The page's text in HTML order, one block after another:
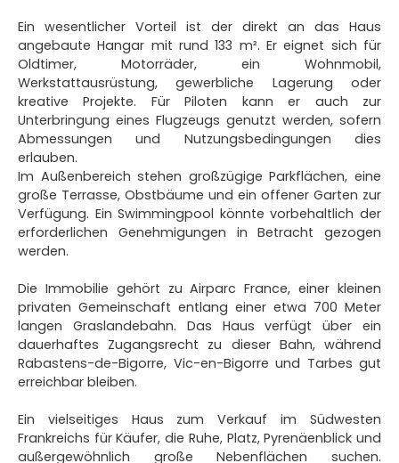
Ein wesentlicher Vorteil ist der direkt an das Haus
angebaute Hangar mit rund 133 m². Er eignet sich für
Oldtimer, Motorräder, ein Wohnmobil,
Werkstattausrüstung, gewerbliche Lagerung oder
kreative Projekte. Für Piloten kann er auch zur
Unterbringung eines Flugzeugs genutzt werden, sofern
Abmessungen und Nutzungsbedingungen dies
erlauben.
Im Außenbereich stehen großzügige Parkflächen, eine
große Terrasse, Obstbäume und ein offener Garten zur
Verfügung. Ein Swimmingpool könnte vorbehaltlich der
erforderlichen Genehmigungen in Betracht gezogen
werden.
Die Immobilie gehört zu Airparc France, einer kleinen
privaten Gemeinschaft entlang einer etwa 700 Meter
langen Graslandebahn. Das Haus verfügt über ein
dauerhaftes Zugangsrecht zu dieser Bahn, während
Rabastens-de-Bigorre, Vic-en-Bigorre und Tarbes gut
erreichbar bleiben.
Ein vielseitiges Haus zum Verkauf im Südwesten
Frankreichs für Käufer, die Ruhe, Platz, Pyrenäenblick und
außergewöhnlich große Nebenflächen suchen.